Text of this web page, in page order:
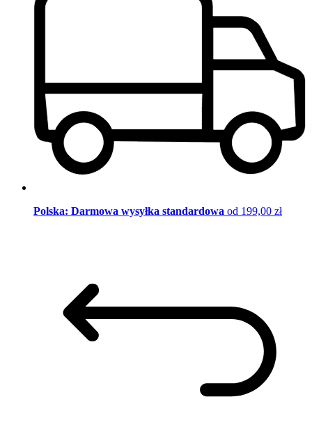
Polska: Darmowa wysyłka standardowa od 199,00 zł